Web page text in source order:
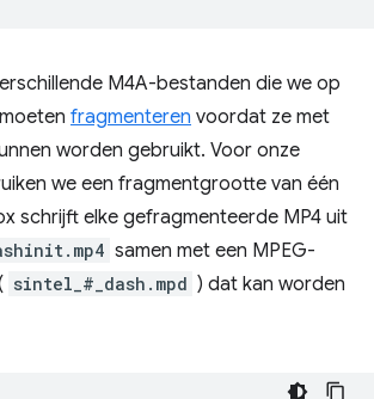
M4A-bestanden die we op
fragmenteren voordat ze met
worden gebruikt. Voor onze
we een fragmentgrootte van één
schrijft elke gefragmenteerde MP4 uit
samen met een MPEG-
sintel_#_dash.mpd ) dat kan worden